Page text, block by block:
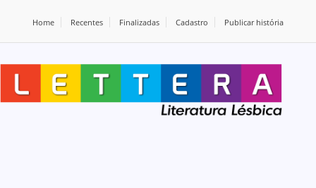
Home Recentes Finalizadas Cadastro Publicar história